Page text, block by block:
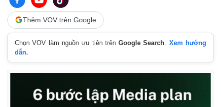
Thêm VOV trên Google
Chọn VOV làm nguồn ưu tiên trênGoogle Search
Xem hướng
dẫn.